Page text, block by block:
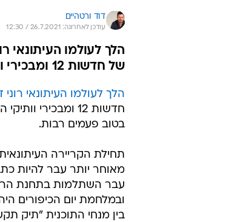
דוד ורטהיים
עודכן לאחרונה: 26.7.2021 / 12:30
של חדשות 12 ומבכירי וותיקי הכתבים בחברה
הלך לעולמו העיתונאי רוני
חדשות 12
בטוב פעמים רבות.